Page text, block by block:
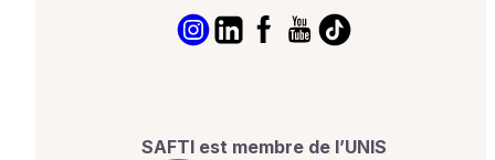
SAFTI est membre de l’UNIS